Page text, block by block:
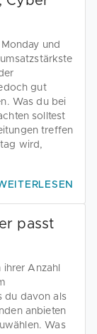
und
gut
Was du bei
solltest
treffen
wird,
passt
Anzahl
du davon als
anbieten
Was